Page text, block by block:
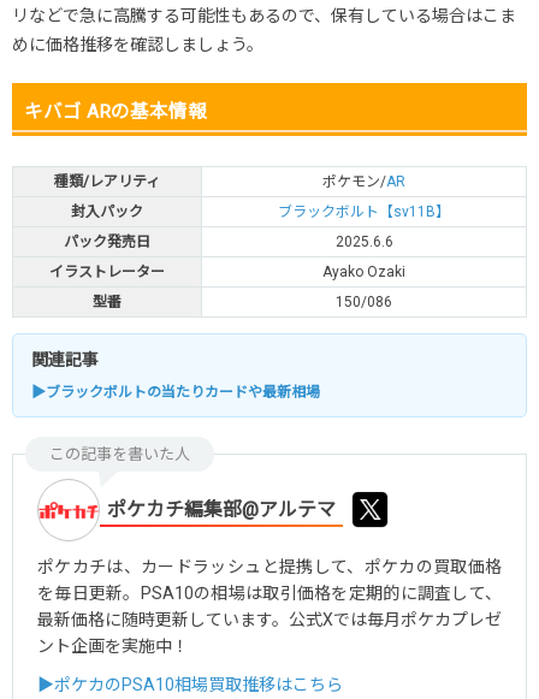
リなどで急に高騰する可能性もあるので、保有している場合はこま
めに価格推移を確認しましょう。
キバゴ ARの基本情報
種類/レアリティ ポケモン/AR
封入パック
ブラックボルト【sv11B】
パック発売日
2025.6.6
イラストレーター
Ayako Ozaki
型番
150/086
関連記事
▶ブラックボルトの当たりカードや最新相場
この記事を書いた人
ポケカチ編集部@アルテマ
ポケカチは、カードラッシュと提携して、ポケカの買取価格
を毎日更新。PSA10の相場は取引価格を定期的に調査して、
最新価格に随時更新しています。公式Xでは毎月ポケカプレゼ
ント企画を実施中！
▶ポケカのPSA10相場買取推移はこちら